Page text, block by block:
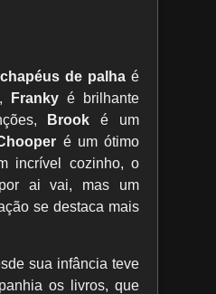
chapéus de palha é
Franky é brilhante
Brook é um
é um ótimo
incrível cozinho, o
ai vai, mas um
se destaca mais
sua infância teve
os livros, que